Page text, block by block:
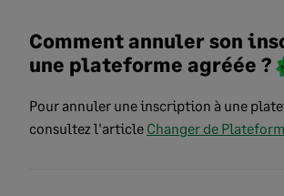
Comment annuler son
une plateforme agréée ?
Pour annuler une inscription à une
consultez l'article Changer de